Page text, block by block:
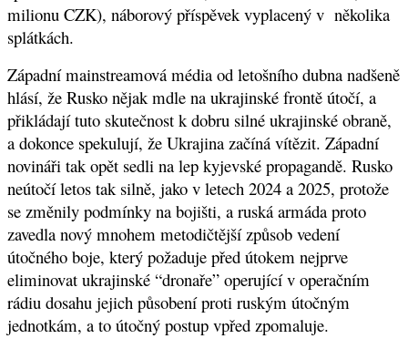
milionu CZK), náborový příspěvek vyplacený v několika
splátkách.
Západní mainstreamová média od letošního dubna nadšeně
hlásí, že Rusko nějak mdle na ukrajinské frontě útočí, a
přikládají tuto skutečnost k dobru silné ukrajinské obraně,
a dokonce spekulují, že Ukrajina začíná vítězit. Západní
novináři tak opět sedli na lep kyjevské propagandě. Rusko
neútočí letos tak silně, jako v letech 2024 a 2025, protože
se změnily podmínky na bojišti, a ruská armáda proto
zavedla nový mnohem metodičtější způsob vedení
útočného boje, který požaduje před útokem nejprve
eliminovat ukrajinské “dronaře” operující v operačním
rádiu dosahu jejich působení proti ruským útočným
jednotkám, a to útočný postup vpřed zpomaluje.